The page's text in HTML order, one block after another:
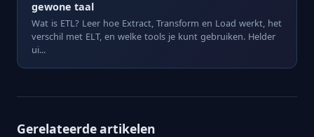
gewone taal
Wat is ETL? Leer hoe Extract, Transform en Load werkt, het
verschil met ELT, en welke tools je kunt gebruiken. Helder
ui...
Gerelateerde artikelen